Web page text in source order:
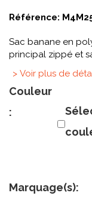
Référence:
Sac banane en
principal zippé et
> Voir plus de
Couleur
:
Marquage(s):